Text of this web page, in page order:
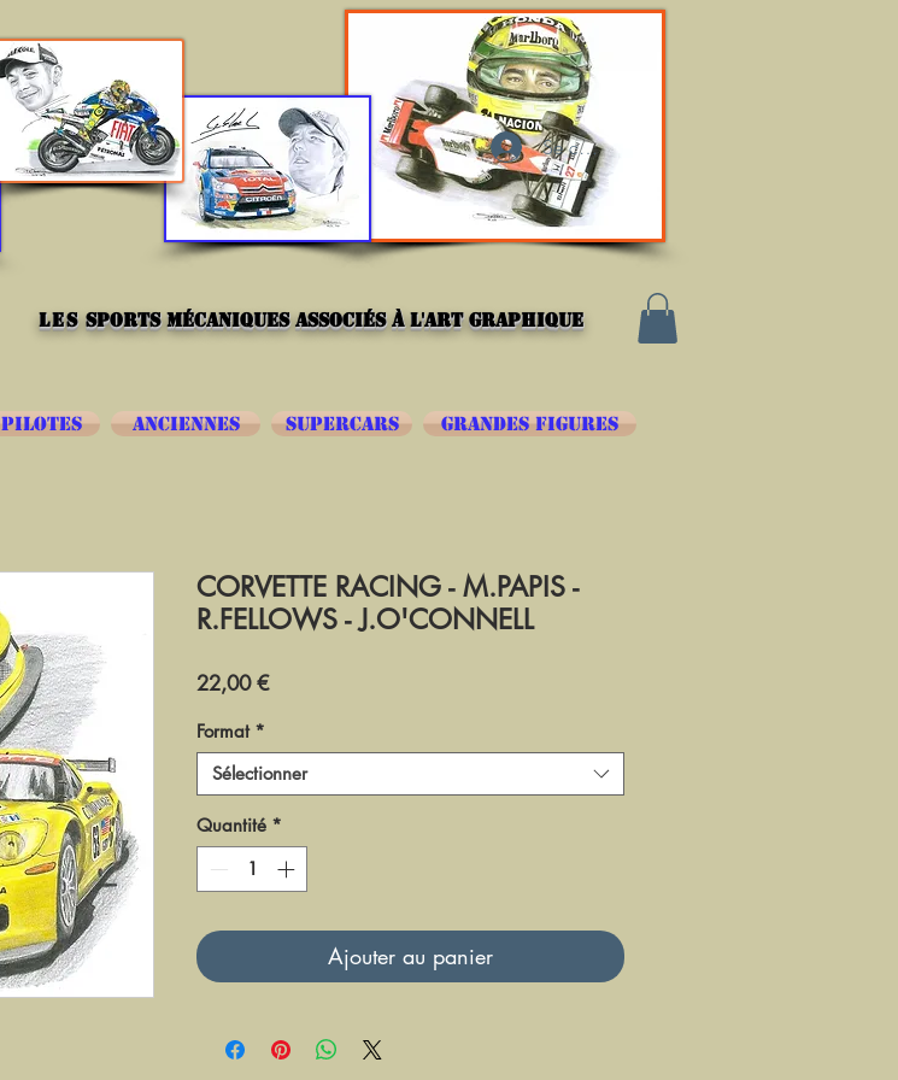
Se connecter
lessports mécaniques associés à l'art graphique
CORVETTE RACING - M.PAPIS -
R.FELLOWS - J.O'CONNELL
22,00 €Prix
Format *
Sélectionner
Quantité *
Ajouter au panier
SUPERCARS
ANCIENNES
PILOTES GRANDES FIGURES